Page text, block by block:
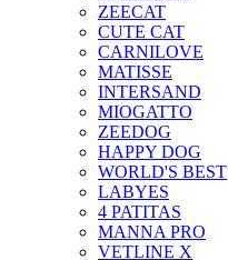
ZEECAT
CUTE CAT
CARNILOVE
MATISSE
INTERSAND
MIOGATTO
ZEEDOG
HAPPY DOG
WORLD'S BEST
LABYES
4 PATITAS
MANNA PRO
VETLINE X